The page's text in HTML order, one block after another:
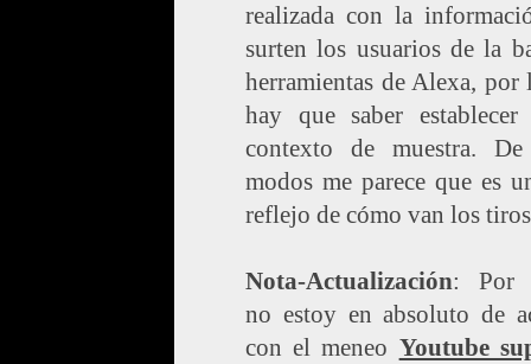
realizada con la
surten los usuarios de la
herramientas de Alexa, por
hay que saber
contexto de muestra.
modos me parece que es
reflejo de cómo van los
Nota-Actualización: Por
no estoy en absoluto de
con el meneo Youtube